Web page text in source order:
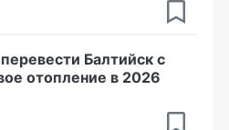
Балтийск с
отопление в 2026